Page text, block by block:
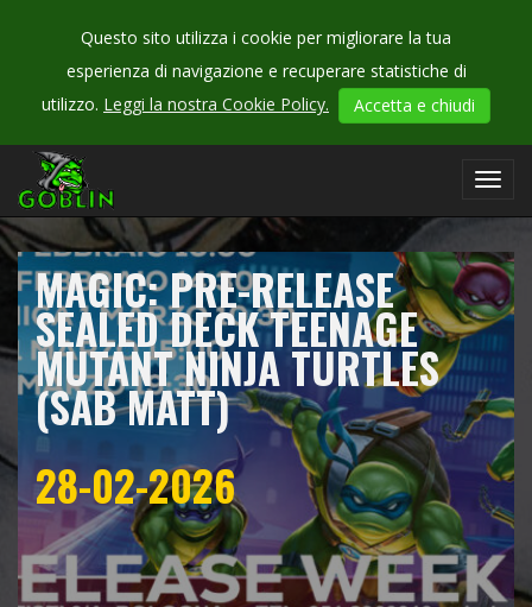
Questo sito utilizza i cookie per migliorare la tua
esperienza di navigazione e recuperare statistiche di
utilizzo. Leggi la nostra Cookie Policy. Accetta e chiudi
CHECK
OUR
MAGIC: PRE-RELEASE
SEALED DECK TEENAGE
MUTANT NINJA TURTLES
(SAB MATT)
28-02-2026